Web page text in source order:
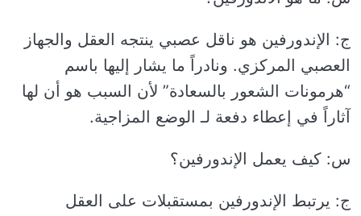
ج: الإندورفين هو ناقل عصبي ينتجه العقل والجهاز
العصبي المركزي. ونادراً ما يشار إليها باسم
“هرمونات الشعور بالسعادة” لأن السبب هو أن لها
آثاراً في إعطاء دفعة لـ الوضع المزاجية.
س: كيف يعمل الإندورفين؟
ج: يرتبط الإندورفين بمستقبلات على العقل